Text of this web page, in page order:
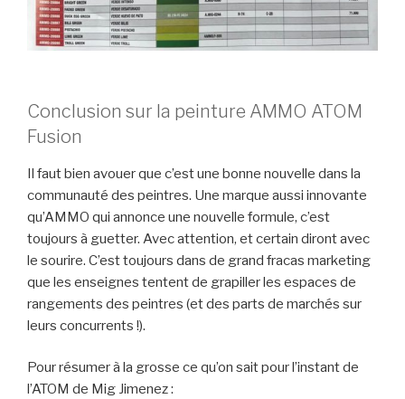
Conclusion sur la peinture AMMO ATOM
Fusion
Il faut bien avouer que c’est une bonne nouvelle dans la
communauté des peintres. Une marque aussi innovante
qu’AMMO qui annonce une nouvelle formule, c’est
toujours à guetter. Avec attention, et certain diront avec
le sourire. C’est toujours dans de grand fracas marketing
que les enseignes tentent de grapiller les espaces de
rangements des peintres (et des parts de marchés sur
leurs concurrents !).
Pour résumer à la grosse ce qu’on sait pour l’instant de
l’ATOM de Mig Jimenez :